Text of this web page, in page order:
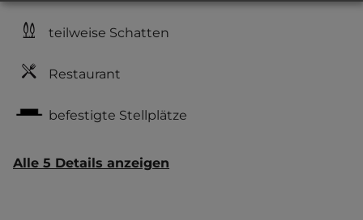
teilweise Schatten
Restaurant
befestigte Stellplätze
Alle 5 Details anzeigen